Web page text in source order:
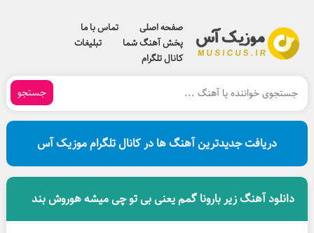
صفحه اصلی
تماس با ما
پخش آهنگ شما
تبلیغات
کانال تلگرام
جستجو
دریافت جدیدترین آهنگ ها در کانال تلگرام موزیک آس
دانلود آهنگ زیر بارونا گمم یعنی بی تو چی میشه هوروش بند